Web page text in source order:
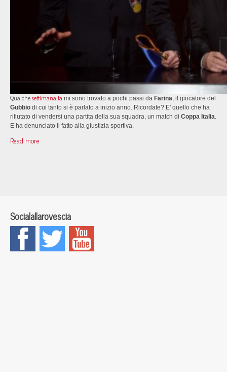
Qualchesettimana fa mi sono trovato a pochi passi da Farina, il giocatore del
Gubbio di cui tanto si è parlato a inizio anno. Ricordate? E' quello che ha
rifiutato di vendersi una partita della sua squadra, un match di Coppa Italia.
E ha denunciato il fatto alla giustizia sportiva.
Read more
Socialallarovescia